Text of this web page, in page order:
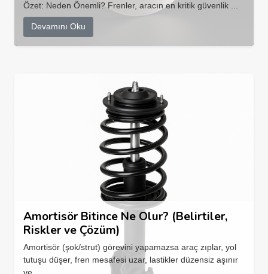
Özet: Neden Önemli? Frenler, aracın en kritik güvenlik ...
Devamını Oku
Amortisör Bitince Ne Olur? (Belirtiler,
Riskler ve Çözüm)
Amortisör (şok/strut) görevini yapamazsa araç zıplar, yol
tutuşu düşer, fren mesafesi uzar, lastikler düzensiz aşınır